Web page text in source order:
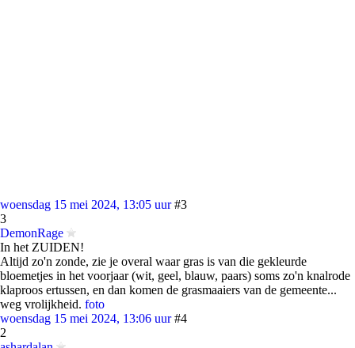
woensdag 15 mei 2024, 13:05 uur #3
3
DemonRage
In het ZUIDEN!
Altijd zo'n zonde, zie je overal waar gras is van die gekleurde
bloemetjes in het voorjaar (wit, geel, blauw, paars) soms zo'n knalrode
klaproos ertussen, en dan komen de grasmaaiers van de gemeente...
weg vrolijkheid. foto
woensdag 15 mei 2024, 13:06 uur #4
2